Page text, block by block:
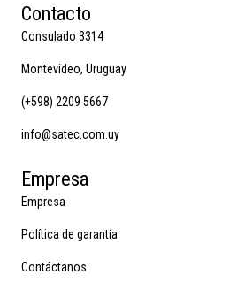
Contacto
Consulado 3314
Montevideo, Uruguay
(+598) 2209 5667
info@satec.com.uy
Empresa
Empresa
Política de garantía
Contáctanos